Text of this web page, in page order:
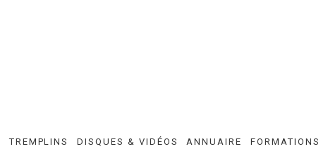
TREMPLINS DISQUES & VIDÉOS ANNUAIRE FORMATIONS